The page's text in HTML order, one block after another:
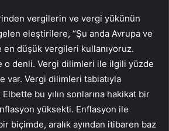
vergilerin ve vergi yükünün
eleştirilere, “Şu anda Avrupa ve
en düşük vergileri kullanıyoruz.
o denli. Vergi dilimleri ile ilgili yüzde
var. Vergi dilimleri tabiatıyla
bu yılın sonlarına hakikat bir
yüksekti. Enflasyon ile
biçimde, aralık ayından itibaren baz